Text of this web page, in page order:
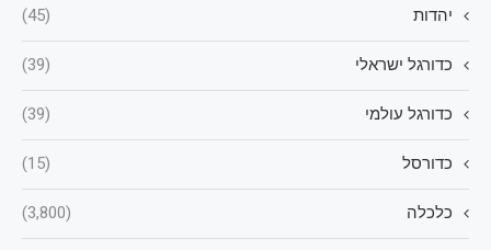
יהדות (45)
כדורגל ישראלי (39)
כדורגל עולמי (39)
כדורסל (15)
כלכלה (3,800)